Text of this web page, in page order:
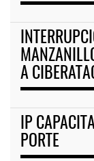
A
IP
PORTE